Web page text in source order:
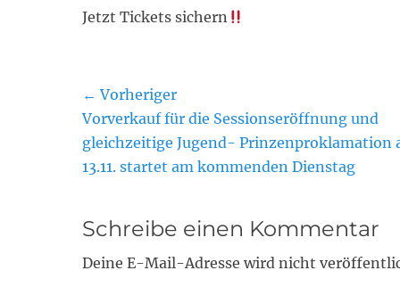
Jetzt Tickets sichern
Beitragsnavigation
← Vorheriger
Vorheriger
Beitrag:
Vorverkauf für die Sessionseröffnung und
gleichzeitige Jugend- Prinzenproklamation
13.11. startet am kommenden Dienstag
Schreibe einen Kommentar
Deine E-Mail-Adresse wird nicht